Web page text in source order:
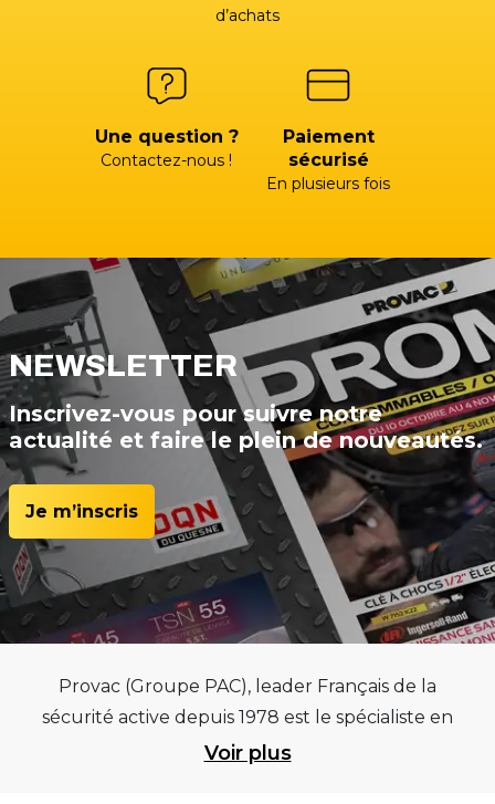
d’achats
Une question ?
Contactez-nous !
Paiement
sécurisé
En plusieurs fois
NEWSLETTER
Inscrivez-vous pour suivre notre
actualité et faire le plein de nouveautés.
Je m’inscris
Provac (Groupe PAC), leader Français de la
sécurité active depuis 1978 est le spécialiste en
équipements pour garages et centres
Voir plus